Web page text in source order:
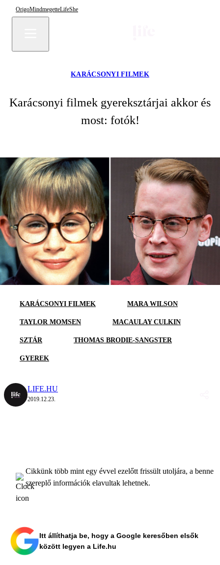
OrigoMindmegetteLifeShe
KARÁCSONYI FILMEK
Karácsonyi filmek gyereksztárjai akkor és
most: fotók!
KARÁCSONYI FILMEK MARA WILSON
TAYLOR MOMSEN MACAULAY CULKIN
SZTÁR THOMAS BRODIE-SANGSTER
GYEREK
LIFE.HU
2019.12.23.
Cikkünk több mint egy évvel ezelőtt frissült utoljára, a benne
szereplő információk elavultak lehetnek.
Itt állíthatja be, hogy a Google keresőben elsők
között legyen a Life.hu